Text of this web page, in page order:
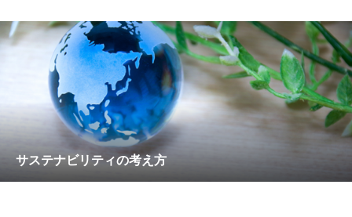
サステナビリティの考え方